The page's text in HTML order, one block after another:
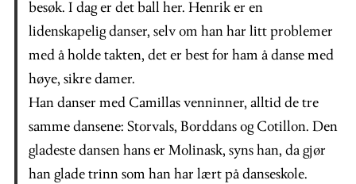
besøk. I dag er det ball her. Henrik er en
lidenskapelig danser, selv om han har litt problemer
med å holde takten, det er best for ham å danse med
høye, sikre damer.
Han danser med Camillas venninner, alltid de tre
samme dansene: Storvals, Borddans og Cotillon. Den
gladeste dansen hans er Molinask, syns han, da gjør
han glade trinn som han har lært på danseskole.